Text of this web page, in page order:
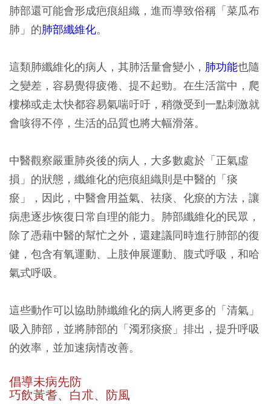
肺部還可能會形成疤痕組織，進而導致俗稱「菜瓜布
肺」的肺部纖維化。
這類肺纖維化的病人，其肺活量會變小， 肺功能也隨
之變差，容易覺得疲倦、提不起勁。在生活當中，爬
樓梯或走太快都容易氣喘吁吁，稍微受到一點刺激就
會咳得不停，生活的品質也將大幅滑落。
中醫觀察嚴重肺炎後的病人，大多數處於「正氣虛
損」的狀態，纖維化的疤痕組織則是中醫的「痰
瘀」，因此，中醫會用益氣、祛痰、化瘀的方法，讓
病患逐步恢復日常自理的能力。肺部纖維化的民眾，
除了憑藉中醫的幫忙之外，還建議同時進行肺部的復
健，包含有氧運動、上肢伸展運動、腹式呼吸，和哈
氣式呼吸。
這些動作可以協助肺纖維化的病人將更多的「清氣」
吸入肺部，並將肺部的「濁邪痰瘀」排出，提升呼吸
的效率，並加速病情改善。
倡導未病先防
巧飲黃耆、白朮、防風